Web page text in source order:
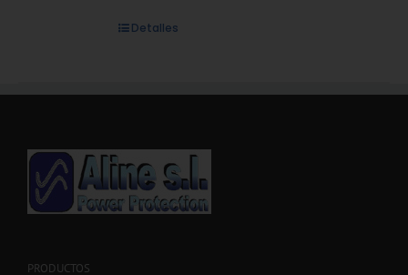
Detalles
PRODUCTOS